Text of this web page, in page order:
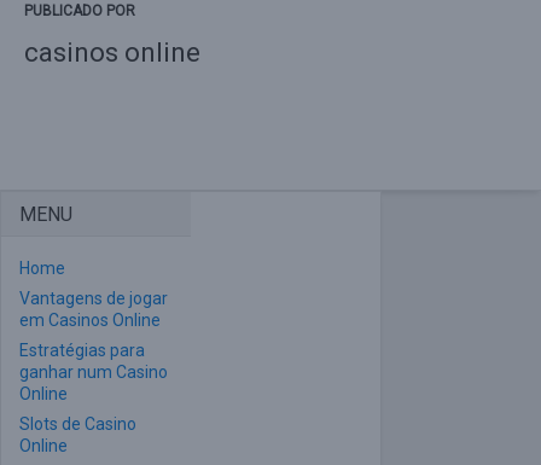
PUBLICADO POR
casinos online
MENU
Home
Vantagens de jogar
em Casinos Online
Estratégias para
ganhar num Casino
Online
Slots de Casino
Online